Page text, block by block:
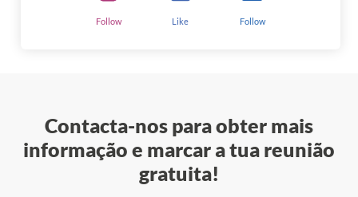
Follow Like Follow
Contacta-nos para obter mais
informação e marcar a tua reunião
gratuita!